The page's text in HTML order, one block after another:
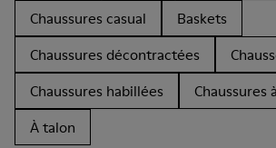
Chaussures casual
Baskets
Chaussures décontractées
Chaussures habillées
Chaussures
À talon